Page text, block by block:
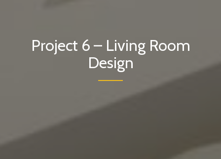
Project 6 – Living Room
Design